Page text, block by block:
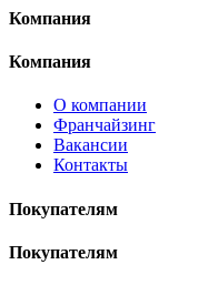
Компания
Компания
О компании
Франчайзинг
Вакансии
Контакты
Покупателям
Покупателям